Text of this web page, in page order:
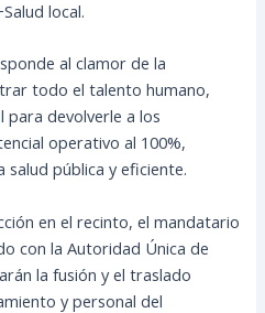
local.
al clamor de la
todo el talento humano,
para devolverle a los
operativo al 100%,
salud pública y eficiente.
en el recinto, el mandatario
con la Autoridad Única de
la fusión y el traslado
y personal del